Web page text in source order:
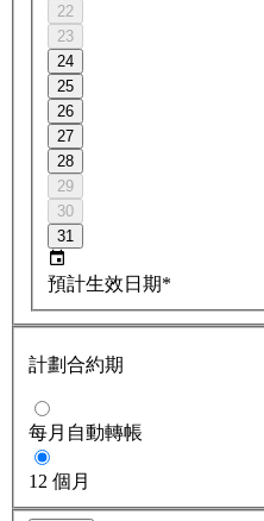
22
23
24
25
26
27
28
29
30
31
預計生效日期*
計劃合約期
每月自動轉帳
12 個月